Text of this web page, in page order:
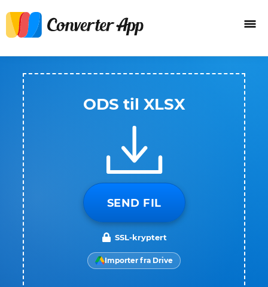
ODS til XLSX
SEND FIL
SSL-kryptert
Importer fra Drive